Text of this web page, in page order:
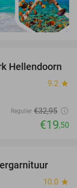
41%
Hellendoorn
9.2 star
Regulier €32,95
€19,50
40%
10.0 star